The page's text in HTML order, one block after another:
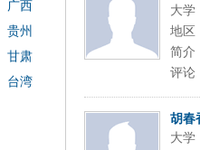
大学
地区
简介
评论
胡春
大学
广西
贵州
甘肃
台湾